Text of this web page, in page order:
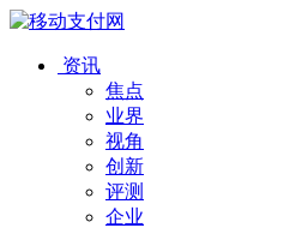
资讯
焦点
业界
视角
创新
评测
企业